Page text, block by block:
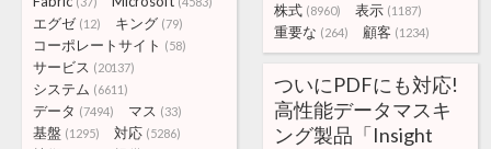
エグゼ (12) キング (79)
コーポレートサイト (58)
サービス (20137)
システム (6611)
データ (7494) マス (33)
基盤 (1295) 対応 (5286)
株式 (8960) 表示 (1187)
重要な (264) 顧客 (1234)
ついにPDFにも対応!
高性能データマスキ
ング製品「Insight